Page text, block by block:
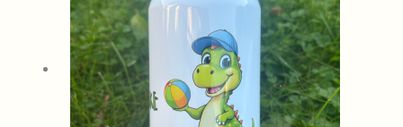
119,00 kr..99,00 kr..